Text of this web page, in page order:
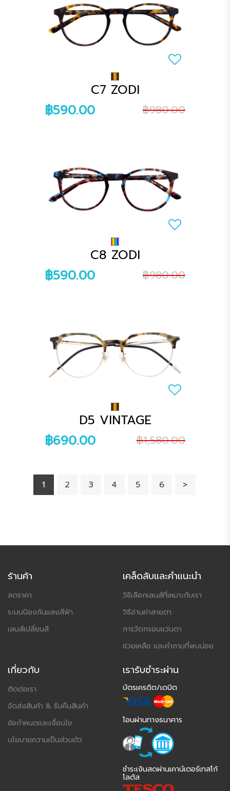
C7 ZODI
฿590.00
฿980.00
C8 ZODI
฿590.00
฿980.00
D5 VINTAGE
฿690.00
฿1,580.00
1 2 3 4 5 6 >
ร้านค้า
ลดราคา
ระบบป้องกันแสงสีฟ้า
เลนส์เปลี่ยนสี
เคล็ดลับและคำแนะนำ
วิธีเลือกเลนส์ที่เหมาะกับเรา
วิธีอ่านค่าสายตา
การวัดกรอบแว่นตา
ช่วยเหลือ และคำถามที่พบบ่อย
เกี่ยวกับ
ติดต่อเรา
จัดส่งสินค้า & รับคืนสินค้า
ข้อกำหนดและเงื่อนไข
นโยบายความเป็นส่วนตัว
เรารับชำระผ่าน
บัตรเครดิต/เดบิต
โอนผ่านทางธนาคาร
ชำระเงินสดผ่านเคาน์เตอร์เทสโก้
โลตัส